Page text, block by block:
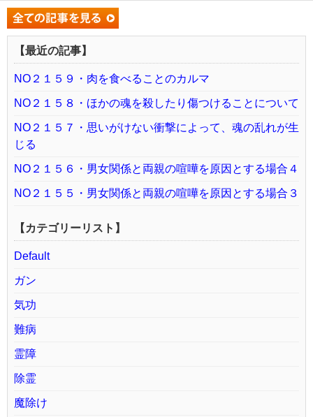
【最近の記事】
NO２１５９・肉を食べることのカルマ
NO２１５８・ほかの魂を殺したり傷つけることについて
NO２１５７・思いがけない衝撃によって、魂の乱れが生
じる
NO２１５６・男女関係と両親の喧嘩を原因とする場合４
NO２１５５・男女関係と両親の喧嘩を原因とする場合３
【カテゴリーリスト】
Default
ガン
気功
難病
霊障
除霊
魔除け